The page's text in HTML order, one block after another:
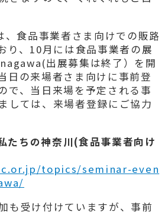
、食品事業者さま向けでの販路
り、10月には食品事業者の展
出展募集は終了）を開
日の来場者さま向けに事前登
で、当日来場を予定される事
しては、来場者登録にご協力
ちの神奈川(食品事業者向け
topics/seminar-even
も受け付けていますが、事前